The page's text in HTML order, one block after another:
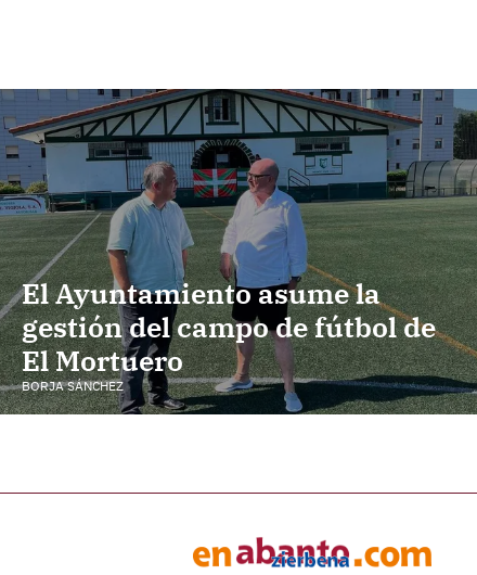
El Ayuntamiento asume la
gestión del campo de fútbol de
El Mortuero
BORJA SÁNCHEZ